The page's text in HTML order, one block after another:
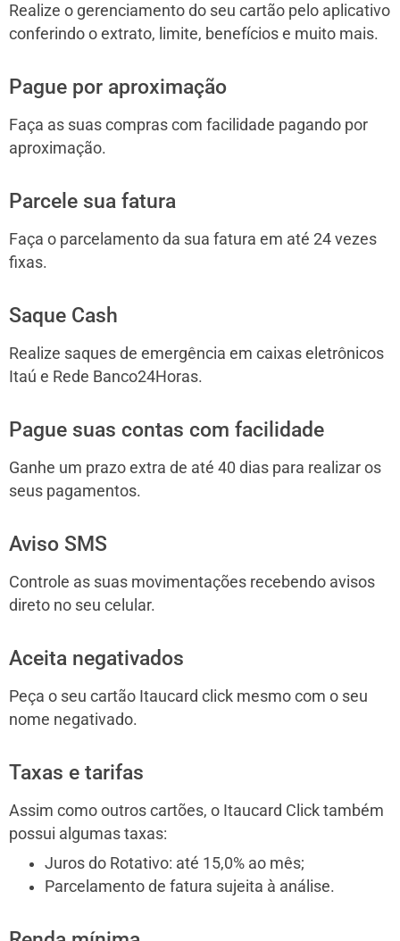
Realize o gerenciamento do seu cartão pelo aplicativo
conferindo o extrato, limite, benefícios e muito mais.
Pague por aproximação
Faça as suas compras com facilidade pagando por
aproximação.
Parcele sua fatura
Faça o parcelamento da sua fatura em até 24 vezes
fixas.
Saque Cash
Realize saques de emergência em caixas eletrônicos
Itaú e Rede Banco24Horas.
Pague suas contas com facilidade
Ganhe um prazo extra de até 40 dias para realizar os
seus pagamentos.
Aviso SMS
Controle as suas movimentações recebendo avisos
direto no seu celular.
Aceita negativados
Peça o seu cartão Itaucard click mesmo com o seu
nome negativado.
Taxas e tarifas
Assim como outros cartões, o Itaucard Click também
possui algumas taxas:
Juros do Rotativo: até 15,0% ao mês;
Parcelamento de fatura sujeita à análise.